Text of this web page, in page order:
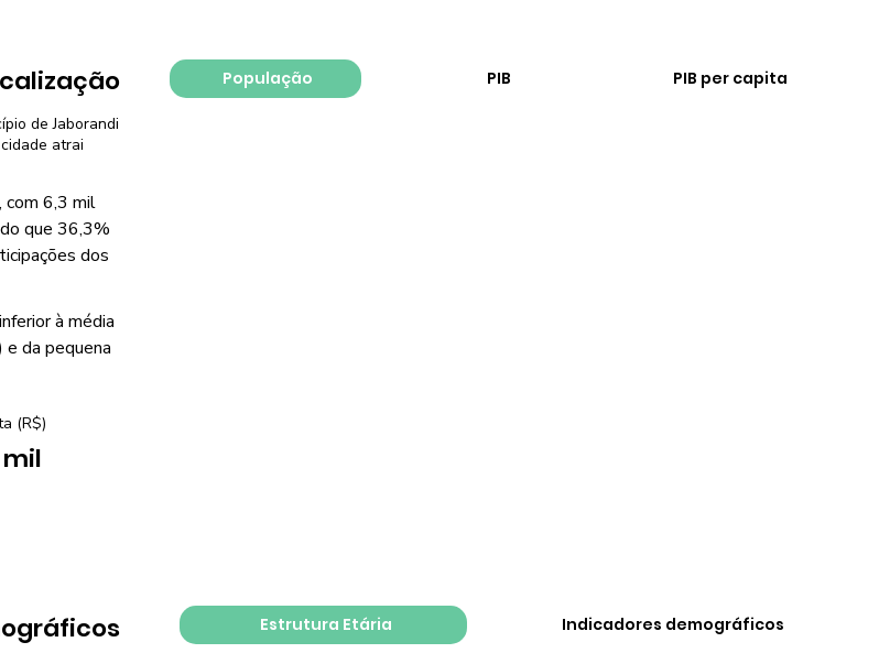
População PIB PIB per capita
Estrutura Etária Indicadores demográficos
de Jaborandi
atrai
com 6,3 mil
que 36,3%
dos
à média
da pequena
(R$)
mil